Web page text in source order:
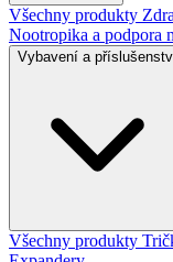
Všechny produkty
Nootropika a podpora
Vybavení a
Všechny produkty